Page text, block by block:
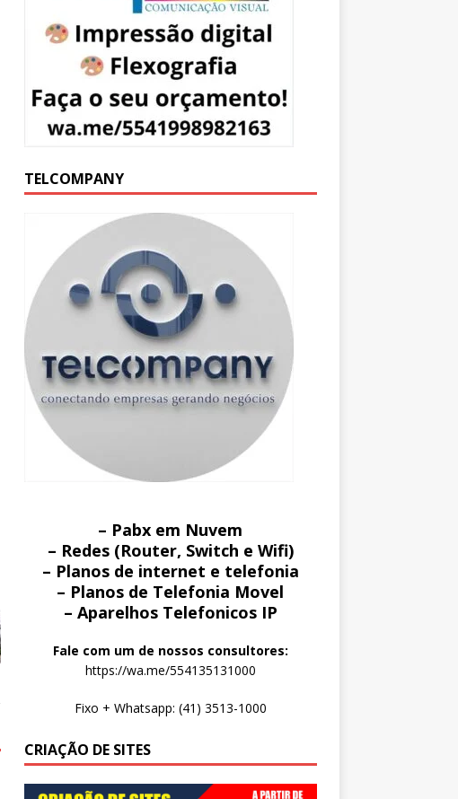
TELCOMPANY
– Pabx em Nuvem
– Redes (Router, Switch e Wifi)
– Planos de internet e telefonia
– Planos de Telefonia Movel
– Aparelhos Telefonicos IP
Fale com um de nossos consultores:
https://wa.me/554135131000
Fixo + Whatsapp: (41) 3513-1000
CRIAÇÃO DE SITES